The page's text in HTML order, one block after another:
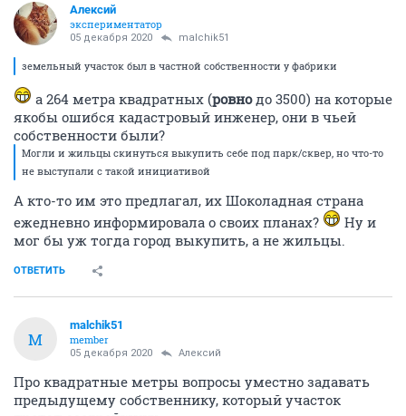
Алексий
экспериментатор
05 декабря 2020 malchik51
земельный участок был в частной собственности у фабрики
а 264 метра квадратных (ровнодо 3500) на которые
якобы ошибся кадастровый инженер, они в чьей
собственности были?
Могли и жильцы скинуться выкупить себе под парк/сквер, но что-то
не выступали с такой инициативой
А кто-то им это предлагал, их Шоколадная страна
ежедневно информировала о своих планах?
Ну и
мог бы уж тогда город выкупить, а не жильцы.
ОТВЕТИТЬ
M
malchik51
member
05 декабря 2020 Алексий
Про квадратные метры вопросы уместно задавать
предыдущему собственнику, который участок